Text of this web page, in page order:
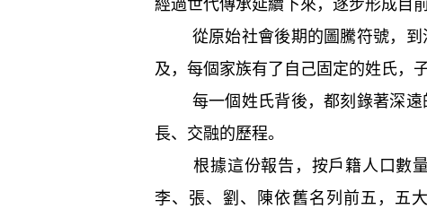
從原始社會後期的圖騰符號，到
及，每個家族有了自己固定的姓氏，
每一個姓氏背後，都刻錄著深遠
長、交融的歷程。
根據這份報告，按戶籍人口數量
李、張、劉、陳依舊名列前五，五